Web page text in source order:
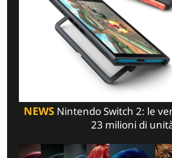
NEWS Nintendo Switch 2: le
23 milioni di